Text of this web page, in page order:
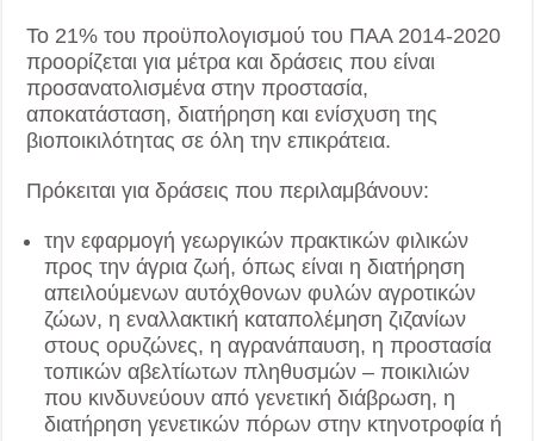
Το 21% του προϋπολογισμού του ΠΑΑ 2014-2020
προορίζεται για μέτρα και δράσεις που είναι
προσανατολισμένα στην προστασία,
αποκατάσταση, διατήρηση και ενίσχυση της
βιοποικιλότητας σε όλη την επικράτεια.
Πρόκειται για δράσεις που περιλαμβάνουν:
την εφαρμογή γεωργικών πρακτικών φιλικών
προς την άγρια ζωή, όπως είναι η διατήρηση
απειλούμενων αυτόχθονων φυλών αγροτικών
ζώων, η εναλλακτική καταπολέμηση ζιζανίων
στους ορυζώνες, η αγρανάπαυση, η προστασία
τοπικών αβελτίωτων πληθυσμών – ποικιλιών
που κινδυνεύουν από γενετική διάβρωση, η
διατήρηση γενετικών πόρων στην κτηνοτροφία ή